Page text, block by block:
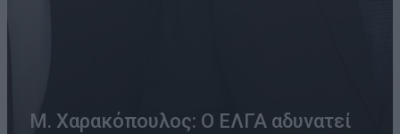
Μ. Χαρακόπουλος: Ο ΕΛΓΑ αδυνατεί